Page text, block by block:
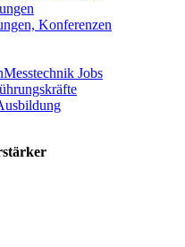
Konferenzen
Messtechnik Jobs